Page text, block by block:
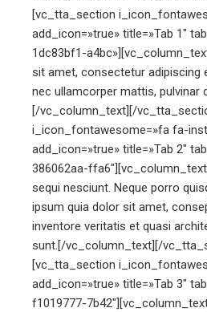
[vc_tta_section
add_icon=»true» title=»Tab 1″
1dc83bf1-
sit amet, consectetur adipiscing
nec ullamcorper mattis, pulvinar
[/vc_column_text][/
i_icon_fontawesome=»fa fa-
add_icon=»true» title=»Tab 2″
386062aa-
sequi nesciunt. Neque porro
ipsum quia dolor sit amet,
inventore veritatis et quasi
sunt.[/vc_column_text][/
[vc_tta_section
add_icon=»true» title=»Tab 3″
f1019777-